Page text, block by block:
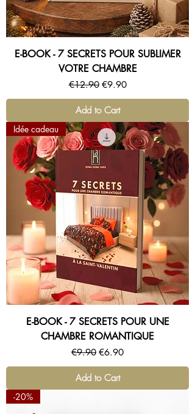
E-BOOK - 7 SECRETS POUR SUBLIMER
VOTRE CHAMBRE
Regular Price
€12.90 Sale Price
€9.90
Add to Cart
Idée cadeau
E-BOOK - 7 SECRETS POUR UNE
CHAMBRE ROMANTIQUE
Regular Price
€9.90 Sale Price
€6.90
Add to Cart
-20%